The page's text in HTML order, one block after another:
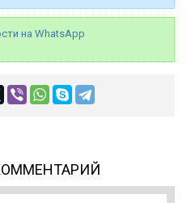
на WhatsApp